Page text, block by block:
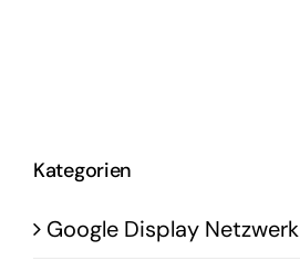
Kategorien
Google Display Netzwerk